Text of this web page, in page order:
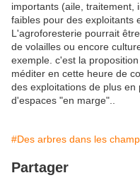
importants (aile, traitement,
faibles pour des exploitants
L'agroforesterie pourrait
de volailles ou encore
exemple. c'est la
méditer en cette heure de
des exploitations de plus
d'espaces "en marge"..
#Des arbres dans les
Partager